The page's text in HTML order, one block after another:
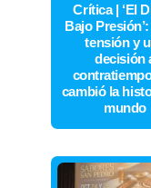
Crítica | ‘El
Bajo
tensión y
decisión
cambió la
mundo